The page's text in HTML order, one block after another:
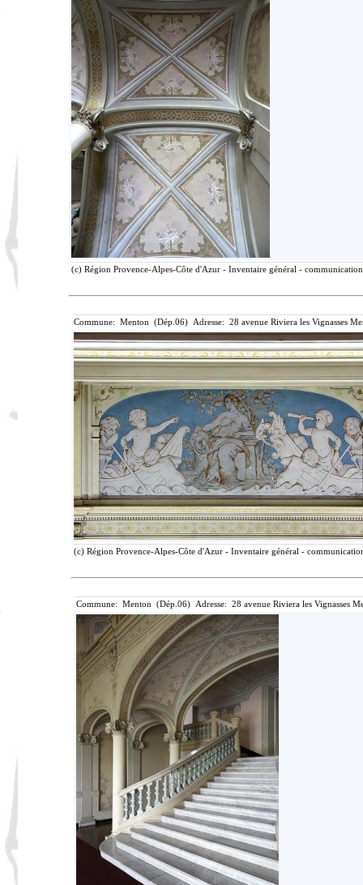
(c) Région Provence-Alpes-Côte d'Azur - Inventaire général -
Commune: Menton (Dép.06) Adresse: 28 avenue Riviera les Vignasses
(c) Région Provence-Alpes-Côte d'Azur - Inventaire général -
Commune: Menton (Dép.06) Adresse: 28 avenue Riviera les Vignasses